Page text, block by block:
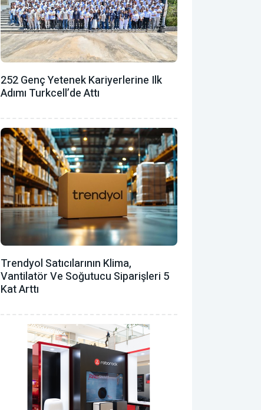
252 Genç Yetenek Kariyerlerine Ilk
Adımı Turkcell’de Attı
Trendyol Satıcılarının Klima,
Vantilatör ‎ve Soğutucu Siparişleri 5
Kat Arttı